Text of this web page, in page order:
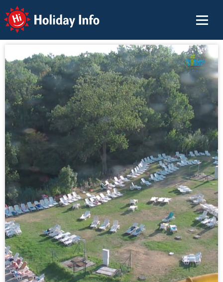
Holiday Info